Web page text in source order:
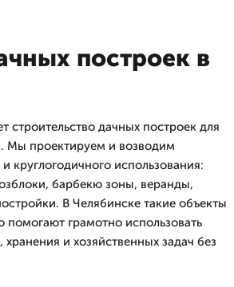
построек в
дачных построек для
Мы проектируем и возводим
круглогодичного использования:
барбекю зоны, веранды,
В Челябинске такие объекты
грамотно использовать
и хозяйственных задач без